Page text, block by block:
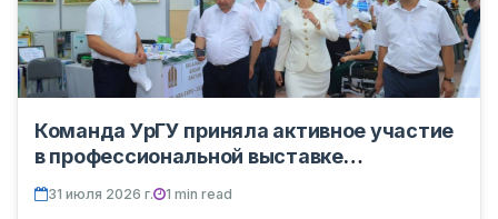
Команда УрГУ приняла активное участие
в профессиональной выставке
«TalabaExpo–2026»
31 июля 2026 г. 1 min read